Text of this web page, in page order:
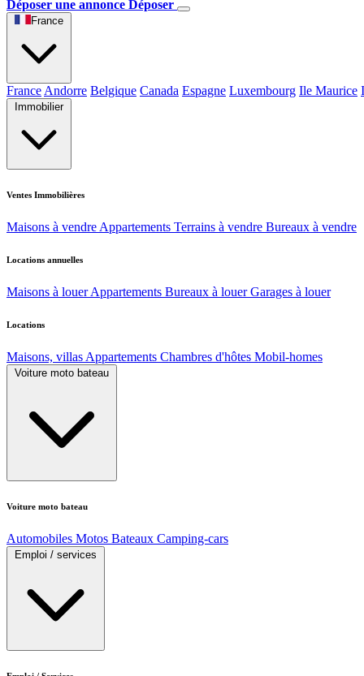
Déposer une annonce Déposer
France
France Andorre Belgique Canada Espagne Luxembourg Ile Maurice
Immobilier
Ventes Immobilières
Maisons à vendre Appartements Terrains à vendre Bureaux à vendre
Locations annuelles
Maisons à louer Appartements Bureaux à louer Garages à louer
Locations
Maisons, villas Appartements Chambres d'hôtes Mobil-homes
Voiture moto bateau
Voiture moto bateau
Automobiles Motos Bateaux Camping-cars
Emploi / services